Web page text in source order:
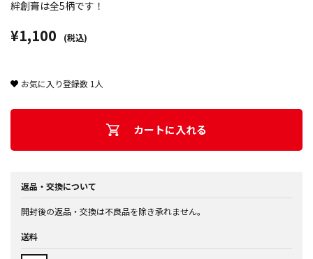
絆創膏は全5柄です！
¥1,100 (税込)
お気に入り登録数 1 人
カートに入れる
返品・交換について
開封後の返品・交換は不良品を除き承れません。
送料